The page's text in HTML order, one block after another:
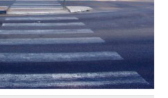
مركبة شحن خفيف (C1)
مركبة شحن ثقيل (C)
مركبة عمومية (D)
קורס תאוריה